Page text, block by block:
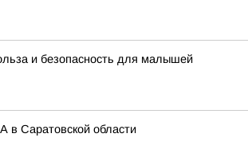
и безопасность для малышей
в Саратовской области